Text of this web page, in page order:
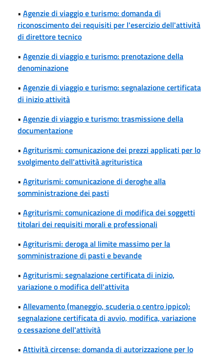
• Agenzie di viaggio e turismo: domanda di
riconoscimento dei requisiti per l'esercizio dell'attività
di direttore tecnico
• Agenzie di viaggio e turismo: prenotazione della
denominazione
• Agenzie di viaggio e turismo: segnalazione certificata
di inizio attività
• Agenzie di viaggio e turismo: trasmissione della
documentazione
• Agriturismi: comunicazione dei prezzi applicati per lo
svolgimento dell'attività agrituristica
• Agriturismi: comunicazione di deroghe alla
somministrazione dei pasti
• Agriturismi: comunicazione di modifica dei soggetti
titolari dei requisiti morali e professionali
• Agriturismi: deroga al limite massimo per la
somministrazione di pasti e bevande
• Agriturismi: segnalazione certificata di inizio,
variazione o modifica dell'attivita
• Allevamento (maneggio, scuderia o centro ippico):
segnalazione certificata di avvio, modifica, variazione
o cessazione dell'attività
• Attività circense: domanda di autorizzazione per lo